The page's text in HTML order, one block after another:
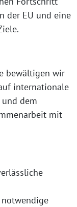
der EU und eine
bewältigen wir
internationale
dem
mit